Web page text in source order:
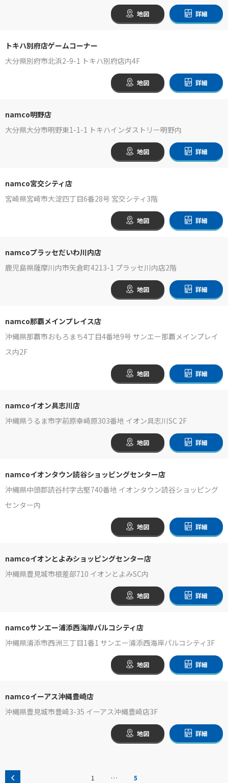
地図 詳細
トキハ別府店ゲームコーナー
大分県別府市北浜2-9-1 トキハ別府店内4F
地図 詳細
namco明野店
大分県大分市明野東1-1-1 トキハインダストリー明野内
地図 詳細
namco宮交シティ店
宮崎県宮崎市大淀四丁目6番28号 宮交シティ3階
地図 詳細
namcoプラッセだいわ川内店
鹿児島県薩摩川内市矢倉町4213-1 プラッセ川内店2階
地図 詳細
namco那覇メインプレイス店
沖縄県那覇市おもろまち4丁目4番地9号 サンエー那覇メインプレイ
ス内2F
地図 詳細
namcoイオン具志川店
沖縄県うるま市字前原幸崎原303番地 イオン具志川SC 2F
地図 詳細
namcoイオンタウン読谷ショッピングセンター店
沖縄県中頭郡読谷村字古堅740番地 イオンタウン読谷ショッピング
センター内
地図 詳細
namcoイオンとよみショッピングセンター店
沖縄県豊見城市根差部710 イオンとよみSC内
地図 詳細
namcoサンエー浦添西海岸パルコシティ店
沖縄県浦添市西洲三丁目1番1 サンエー浦添西海岸パルコシティ3F
地図 詳細
namcoイーアス沖縄豊崎店
沖縄県豊見城市豊崎3-35 イーアス沖縄豊崎店3F
地図 詳細
1 … 5